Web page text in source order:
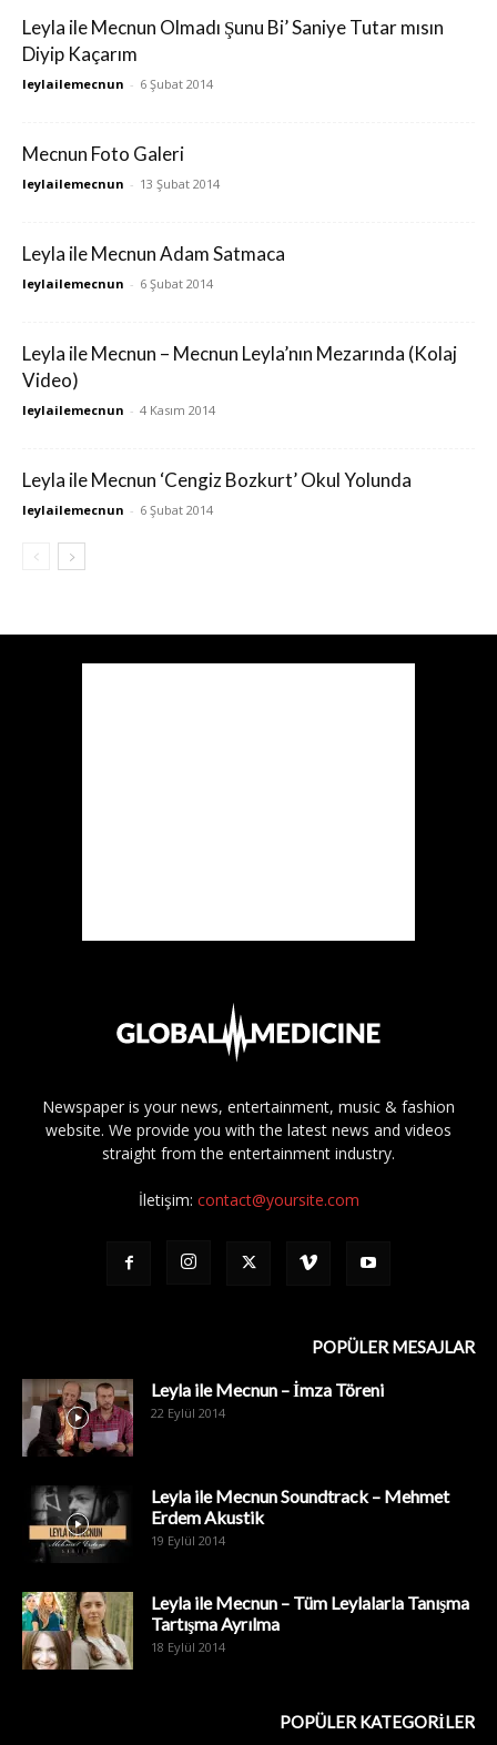
Leyla ile Mecnun Olmadı Şunu Bi’ Saniye Tutar mısın
Diyip Kaçarım
leylailemecnun - 6 Şubat 2014
Mecnun Foto Galeri
leylailemecnun - 13 Şubat 2014
Leyla ile Mecnun Adam Satmaca
leylailemecnun - 6 Şubat 2014
Leyla ile Mecnun – Mecnun Leyla’nın Mezarında (Kolaj
Video)
leylailemecnun - 4 Kasım 2014
Leyla ile Mecnun ‘Cengiz Bozkurt’ Okul Yolunda
leylailemecnun - 6 Şubat 2014
Newspaper is your news, entertainment, music & fashion
website. We provide you with the latest news and videos
straight from the entertainment industry.
İletişim: contact@yoursite.com
POPÜLER MESAJLAR
Leyla ile Mecnun – İmza Töreni
22 Eylül 2014
Leyla ile Mecnun Soundtrack – Mehmet
Erdem Akustik
19 Eylül 2014
Leyla ile Mecnun – Tüm Leylalarla Tanışma
Tartışma Ayrılma
18 Eylül 2014
POPÜLER KATEGORİLER